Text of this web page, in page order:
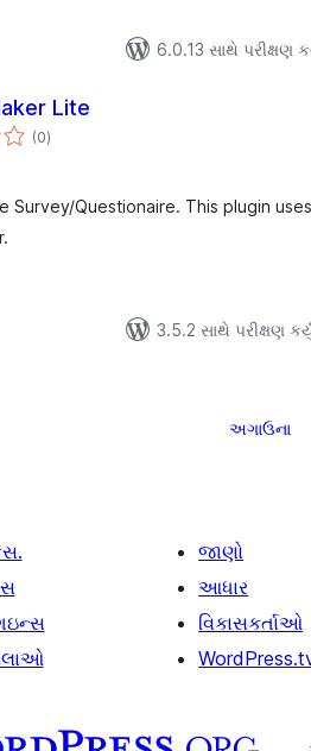
6.0.13 સાથે પરીક્ષણ
Lite
(0કુલ
રેટિંગ્સ
)
Survey/Questionaire. This plugin
3.5.2 સાથે પરીક્ષણ
અગાઉના
જાણો
આધાર
વિકાસકર્તાઓ